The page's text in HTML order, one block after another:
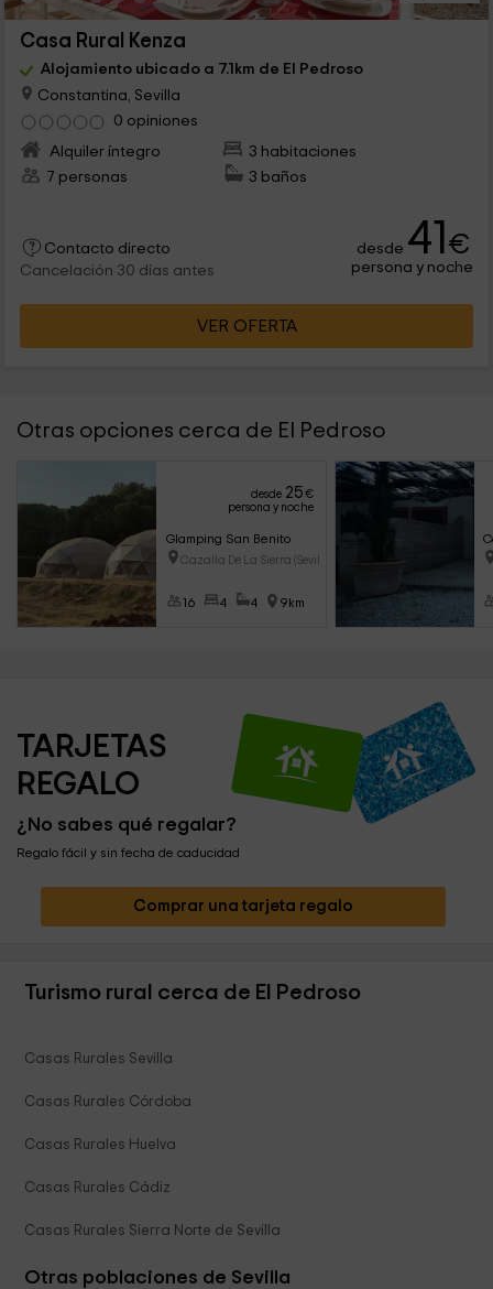
Casa Rural Kenza
Alojamiento ubicado a 7.1km de El Pedroso
Constantina, Sevilla
0 opiniones
Alquiler íntegro
3 habitaciones
7 personas
3 baños
Contacto directo
Cancelación 30 días antes
desde 41€
persona y noche
VER OFERTA
Otras opciones cerca de El Pedroso
desde 25€
persona y noche
Glamping San Benito
Cazalla De La Sierra (Sevilla)
16 4 4 9km
TARJETAS
REGALO
¿No sabes qué regalar?
Regalo fácil y sin fecha de caducidad
Comprar una tarjeta regalo
Turismo rural cerca de El Pedroso
Casas Rurales Sevilla
Casas Rurales Córdoba
Casas Rurales Huelva
Casas Rurales Cádiz
Casas Rurales Sierra Norte de Sevilla
Otras poblaciones de Sevilla